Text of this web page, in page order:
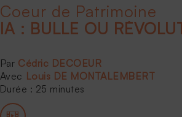
Coeur de Patrimoine
IA : BULLE OU
Cédric DECOEUR
Louis DE MONTALEMBERT
Durée : 25 minutes